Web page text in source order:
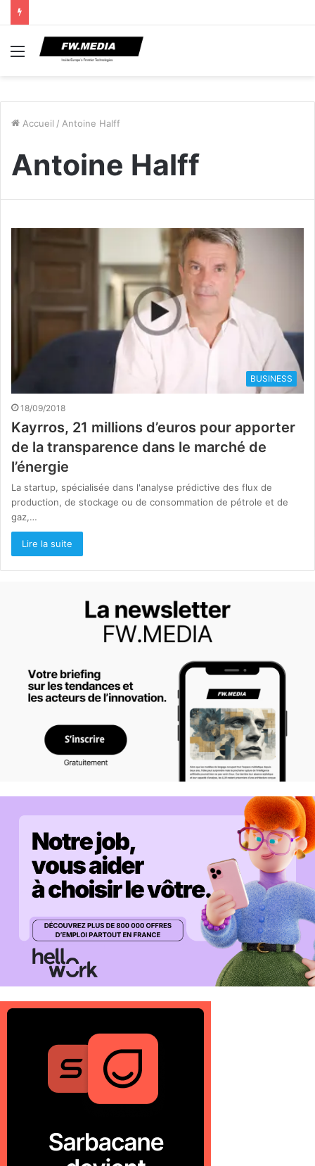
Menu
Accueil / Antoine Halff
Antoine Halff
BUSINESS
18/09/2018
Kayrros, 21 millions d’euros pour apporter
de la transparence dans le marché de
l’énergie
La startup, spécialisée dans l'analyse prédictive des flux de
production, de stockage ou de consommation de pétrole et de
gaz,…
Lire la suite